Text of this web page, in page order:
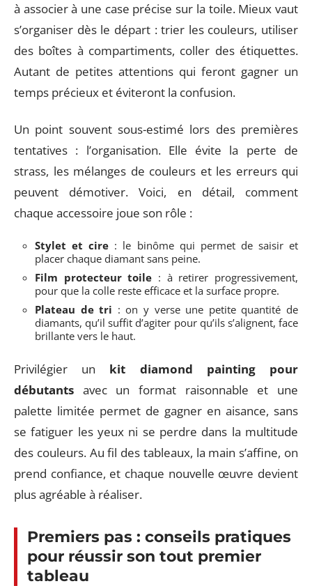
à associer à une case précise sur la toile. Mieux vaut
s’organiser dès le départ : trier les couleurs, utiliser
des boîtes à compartiments, coller des étiquettes.
Autant de petites attentions qui feront gagner un
temps précieux et éviteront la confusion.
Un point souvent sous-estimé lors des premières
tentatives : l’organisation. Elle évite la perte de
strass, les mélanges de couleurs et les erreurs qui
peuvent démotiver. Voici, en détail, comment
chaque accessoire joue son rôle :
Stylet et cire : le binôme qui permet de saisir et
placer chaque diamant sans peine.
Film protecteur toile : à retirer progressivement,
pour que la colle reste efficace et la surface propre.
Plateau de tri : on y verse une petite quantité de
diamants, qu’il suffit d’agiter pour qu’ils s’alignent, face
brillante vers le haut.
Privilégier un kit diamond painting pour
débutants avec un format raisonnable et une
palette limitée permet de gagner en aisance, sans
se fatiguer les yeux ni se perdre dans la multitude
des couleurs. Au fil des tableaux, la main s’affine, on
prend confiance, et chaque nouvelle œuvre devient
plus agréable à réaliser.
Premiers pas : conseils pratiques
pour réussir son tout premier
tableau